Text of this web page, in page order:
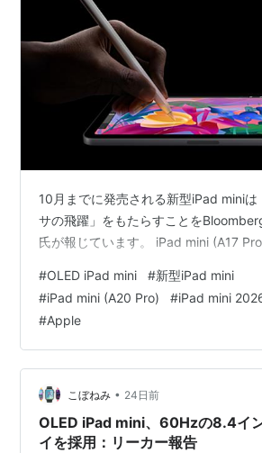
10月までに発売される新型iPad miniは
サの飛躍」をもたらすことを
氏が報じています。 iPad mini (A17
#OLED iPad mini #新型iPad mini
#iPad mini (A20 Pro) #iPad mini
#Apple
こぼねみ • 24日前
OLED iPad mini、60Hzの8.4イ
イを採用：リーカー報告